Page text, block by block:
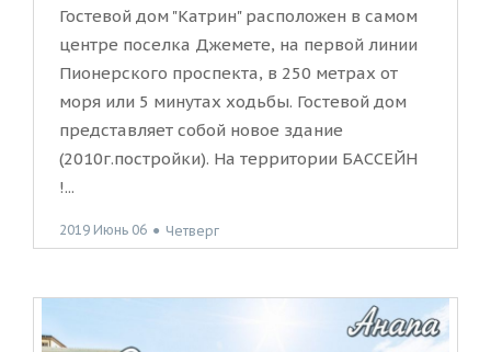
Гостевой дом "Катрин" расположен в самом
центре поселка Джемете, на первой линии
Пионерского проспекта, в 250 метрах от
моря или 5 минутах ходьбы. Гостевой дом
представляет собой новое здание
(2010г.постройки). На территории БАССЕЙН
!...
2019 Июнь 06 ● Четверг